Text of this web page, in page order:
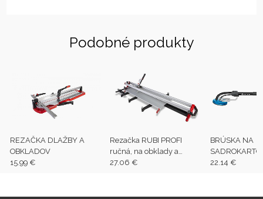
Podobné produkty
REZAČKA DLAŽBY A
OBKLADOV
15.99 €
Rezačka RUBI PROFI
ručná, na obklady a
dlažby SPEED 1550
27.06 €
BRÚSKA NA
22.14 €